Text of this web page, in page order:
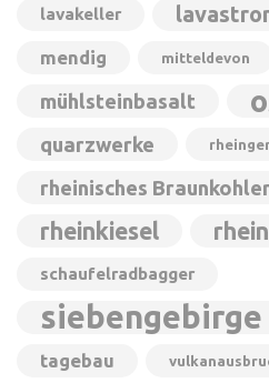
lavakeller
mendig mitteldevon
mühlsteinbasalt
quarzwerke
rheinisches
rheinkiesel
schaufelradbagger
siebengebirge
tagebau